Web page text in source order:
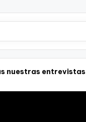
nuestras entrevistas